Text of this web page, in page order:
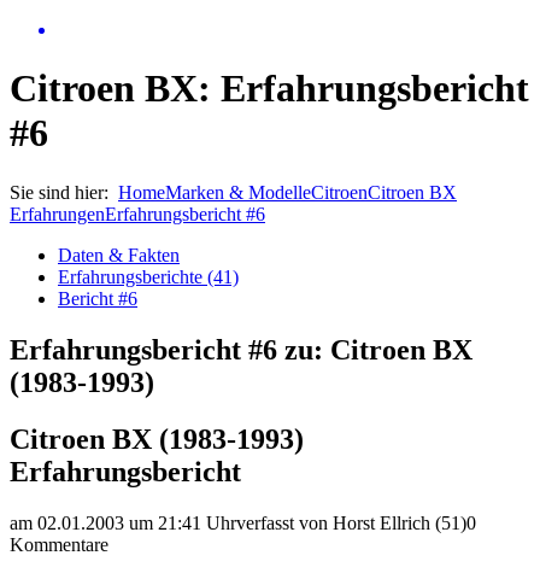
Citroen BX: Erfahrungsbericht
#6
Sie sind hier: HomeMarken & ModelleCitroenCitroen BX
ErfahrungenErfahrungsbericht #6
Daten & Fakten
Erfahrungsberichte (41)
Bericht #6
Erfahrungsbericht #6 zu: Citroen BX
(1983-1993)
Citroen BX (1983-1993)
Erfahrungsbericht
am 02.01.2003 um 21:41 Uhrverfasst von Horst Ellrich (51)0
Kommentare